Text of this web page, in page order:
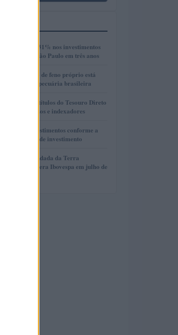
de 131% nos investimentos
em São Paulo em três anos
a produção de feno próprio está
a pecuária brasileira
selecionar títulos do Tesouro Direto
base em prazos e indexadores
alocar investimentos conforme a
e horizonte de investimento
recomendada da Terra
supera Ibovespa em julho de